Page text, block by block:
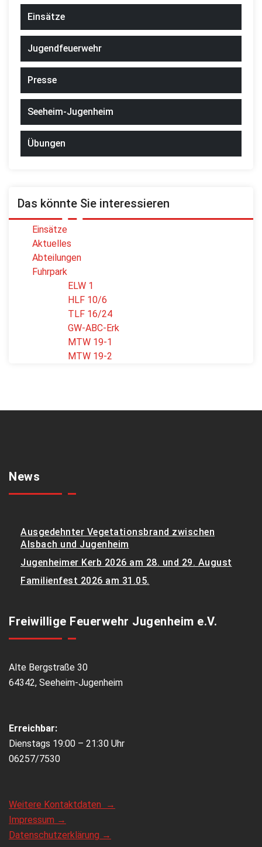
Einsätze
Jugendfeuerwehr
Presse
Seeheim-Jugenheim
Übungen
Das könnte Sie interessieren
Einsätze
Aktuelles
Abteilungen
Fuhrpark
ELW 1
HLF 10/6
TLF 16/24
GW-ABC-Erk
MTW 19-1
MTW 19-2
News
Ausgedehnter Vegetationsbrand zwischen
Alsbach und Jugenheim
Jugenheimer Kerb 2026 am 28. und 29. August
Familienfest 2026 am 31.05.
Freiwillige Feuerwehr Jugenheim e.V.
Alte Bergstraße 30
64342, Seeheim-Jugenheim
Erreichbar:
Dienstags 19:00 – 21:30 Uhr
06257/7530
Weitere Kontaktdaten →
Impressum →
Datenschutzerklärung →